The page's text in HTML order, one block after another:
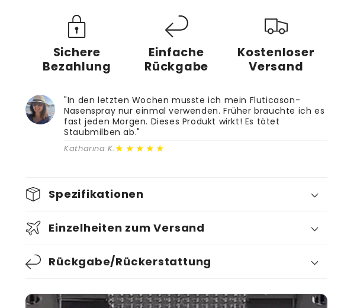
Sichere
Bezahlung
Einfache
Rückgabe
Kostenloser
Versand
"In den letzten Wochen musste ich mein Fluticason-
Nasenspray nur einmal verwenden. Früher brauchte ich es
fast jeden Morgen. Dieses Produkt wirkt! Es tötet
Staubmilben ab."
Katharina K.★★★★★
Spezifikationen
Einzelheiten zum Versand
Rückgabe/Rückerstattung